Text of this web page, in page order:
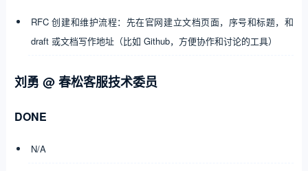
RFC 创建和维护流程：先在官网建立文档页面，序号和标题，和
draft 或文档写作地址（比如 Github，方便协作和讨论的工具）
刘勇 @ 春松客服技术委员
DONE
N/A